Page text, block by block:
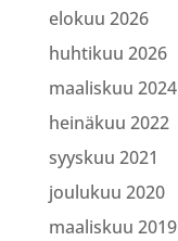
elokuu 2026
huhtikuu 2026
maaliskuu 2024
heinäkuu 2022
syyskuu 2021
joulukuu 2020
maaliskuu 2019